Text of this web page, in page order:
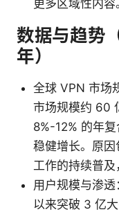
更多区域性内容
数据与趋势
年）
全球 VPN 市场
市场规模约 60
8%-12% 的年
稳健增长。原
工作的持续普及
用户规模与渗
以来突破 3 亿